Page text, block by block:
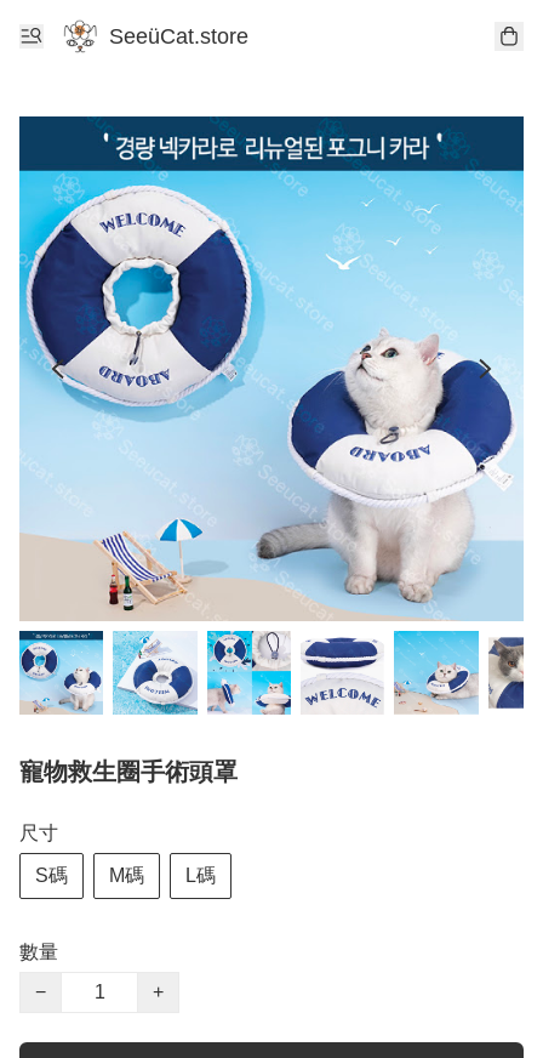
SeeüCat.store
寵物救生圈手術頭罩
尺寸
S碼 M碼 L碼
數量
−
+